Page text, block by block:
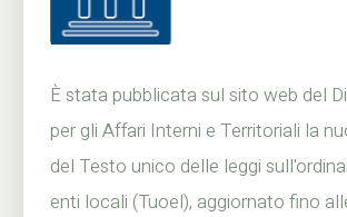
È stata pubblicata sul sito web del
per gli Affari Interni e Territoriali la
del Testo unico delle leggi
enti locali (Tuoel), aggiornato fino